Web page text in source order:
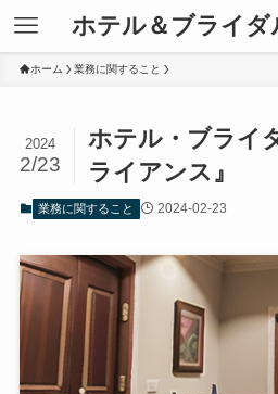
ホテル＆ブライダ
ホーム 業務に関すること
ホテル・ブライ
ライアンス』
2024
2/23
業務に関すること 2024-02-23